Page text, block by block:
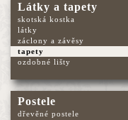
Látky a tapety
skotská kostka
látky
záclony a závěsy
tapety
ozdobné lišty
Postele
dřevěné postele